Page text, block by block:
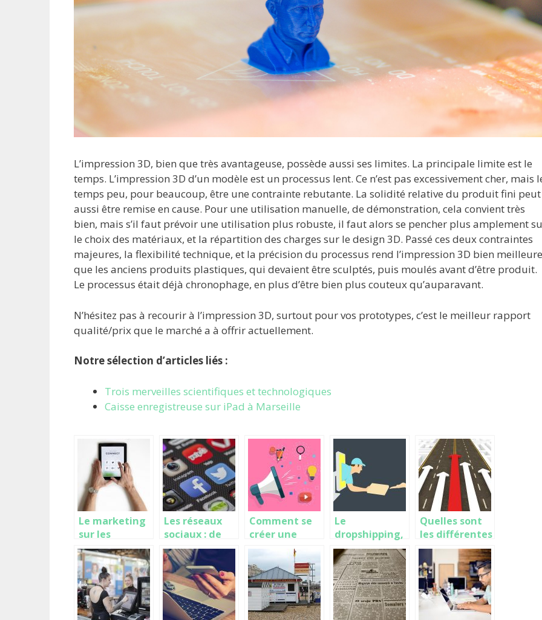
L’impression 3D, bien que très avantageuse, possède aussi ses limites. La principale limite est le
temps. L’impression 3D d’un modèle est un processus lent. Ce n’est pas excessivement cher, mais
temps peu, pour beaucoup, être une contrainte rebutante. La solidité relative du produit fini peut
aussi être remise en cause. Pour une utilisation manuelle, de démonstration, cela convient très
bien, mais s’il faut prévoir une utilisation plus robuste, il faut alors se pencher plus amplement
le choix des matériaux, et la répartition des charges sur le design 3D. Passé ces deux contraintes
majeures, la flexibilité technique, et la précision du processus rend l’impression 3D bien meilleure
que les anciens produits plastiques, qui devaient être sculptés, puis moulés avant d’être produit.
Le processus était déjà chronophage, en plus d’être bien plus couteux qu’auparavant.
N’hésitez pas à recourir à l’impression 3D, surtout pour vos prototypes, c’est le meilleur rapport
qualité/prix que le marché a à offrir actuellement.
Notre sélection d’articles liés :
Trois merveilles scientifiques et technologiques
Caisse enregistreuse sur iPad à Marseille
Le marketing
sur les
réseaux grâce
à l’IFTTT
Les réseaux
sociaux : de
vraies armes
marketing si
bien utilisés
Comment se
créer une
communauté
autour de son
activité sur
les réseaux
sociaux ?
Le
dropshipping,
une forme de
e-commerce
très appliquée
actuellement
Quelles sont
les différentes
techniques du
marketing ?